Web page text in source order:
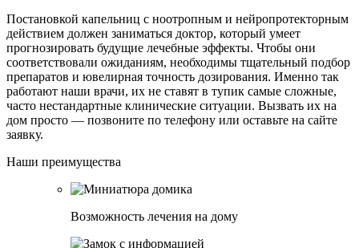
Постановкой капельниц с ноотропным и нейропротекторным
действием должен заниматься доктор, который умеет
прогнозировать будущие лечебные эффекты. Чтобы они
соответствовали ожиданиям, необходимы тщательный подбор
препаратов и ювелирная точность дозирования. Именно так
работают наши врачи, их не ставят в тупик самые сложные,
часто нестандартные клинические ситуации. Вызвать их на
дом просто — позвоните по телефону или оставьте на сайте
заявку.
Наши преимущества
Возможность лечения на дому